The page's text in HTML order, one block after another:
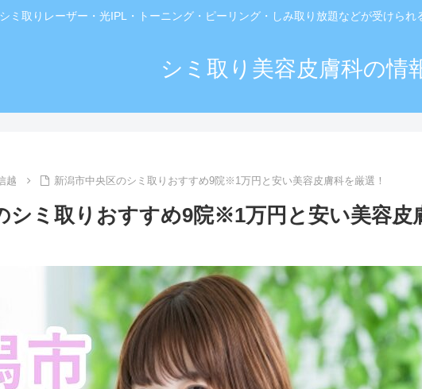
シミ取りレーザー・光IPL・トーニング・ピーリング・しみ取り放題などが受けられ
シミ取り美容皮膚科の情
越 新潟市中央区のシミ取りおすすめ9院※1万円と安い美容皮膚科を厳選！
シミ取りおすすめ9院※1万円と安い美容皮